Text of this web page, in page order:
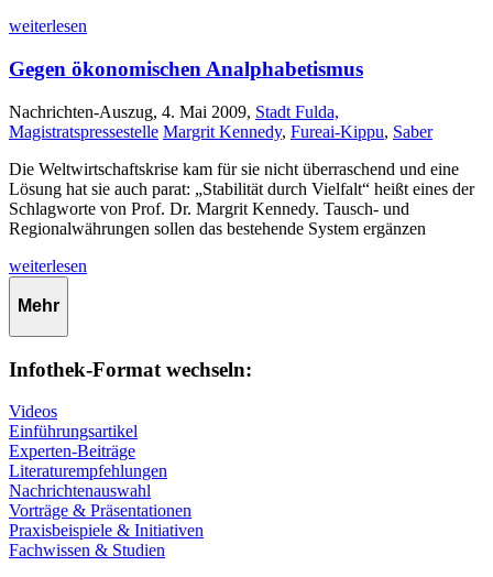
weiterlesen
Gegen ökonomischen Analphabetismus
Nachrichten-Auszug, 4. Mai 2009, Stadt Fulda,
Magistratspressestelle Margrit Kennedy, Fureai-Kippu, Saber
Die Weltwirtschaftskrise kam für sie nicht überraschend und eine
Lösung hat sie auch parat: „Stabilität durch Vielfalt“ heißt eines der
Schlagworte von Prof. Dr. Margrit Kennedy. Tausch- und
Regionalwährungen sollen das bestehende System ergänzen
weiterlesen
Mehr
Infothek-Format wechseln:
Videos
Einführungsartikel
Experten-Beiträge
Literaturempfehlungen
Nachrichtenauswahl
Vorträge & Präsentationen
Praxisbeispiele & Initiativen
Fachwissen & Studien